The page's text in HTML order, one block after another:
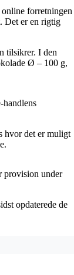
forretningen
Det er en rigtig
tilsikrer. I den
Ø – 100 g,
hvor det er muligt
provision under
opdaterede de